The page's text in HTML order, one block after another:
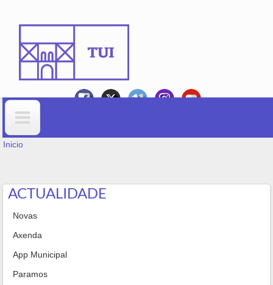
Formulario de busca
VOSTEDE ESTÁ AQUÍ
Inicio
ACTUALIDADE
Novas
Axenda
App Municipal
Paramos